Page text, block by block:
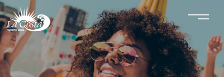
menu